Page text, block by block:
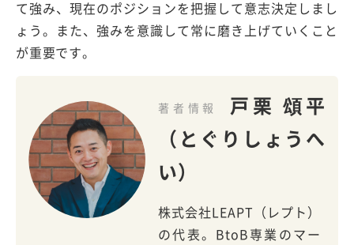
て強み、現在のポジションを把握して意志決定しまし
ょう。また、強みを意識して常に磨き上げていくこと
が重要です。
著者情報
戸栗 頌平
（とぐりしょうへ
い）
株式会社LEAPT（レプト）
の代表。BtoB専業のマー